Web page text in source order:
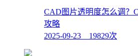
CAD图片透明度怎么调？
攻略
2025-09-23 19829次